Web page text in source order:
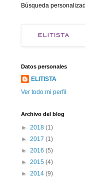
Búsqueda
Datos personales
ELITISTA
Ver todo mi perfil
Archivo del blog
► 2018 (1)
► 2017 (1)
► 2016 (5)
► 2015 (4)
► 2014 (9)